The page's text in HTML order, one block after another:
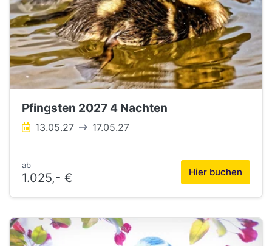
Pfingsten 2027 4 Nachten
13.05.27 17.05.27
ab
1.025,- € Hier buchen